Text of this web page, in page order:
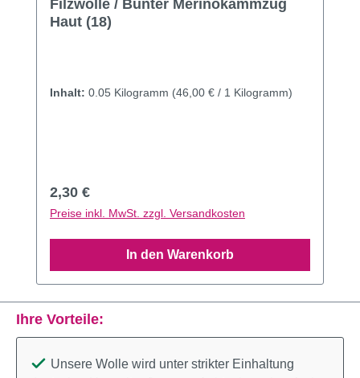
Filzwolle / Bunter Merinokammzug
Haut (18)
Inhalt: 0.05 Kilogramm (46,00 € / 1 Kilogramm)
Regulärer Preis:
2,30 €
Preise inkl. MwSt. zzgl. Versandkosten
In den Warenkorb
Ihre Vorteile:
Unsere Wolle wird unter strikter Einhaltung